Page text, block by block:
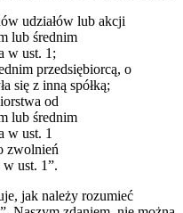
udziałów lub akcji
lub średnim
w ust. 1;
przedsiębiorcą, o
się z inną spółką;
od
lub średnim
w ust. 1
zwolnień
ust. 1”.
jak należy rozumieć